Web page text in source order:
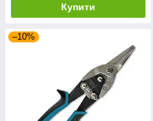
Купити
–10%